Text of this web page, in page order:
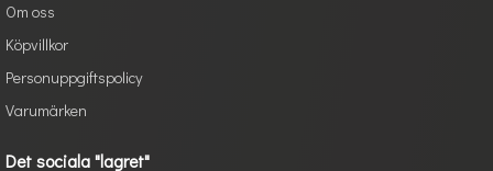
Om oss
Köpvillkor
Personuppgiftspolicy
Varumärken
Det sociala "lagret"